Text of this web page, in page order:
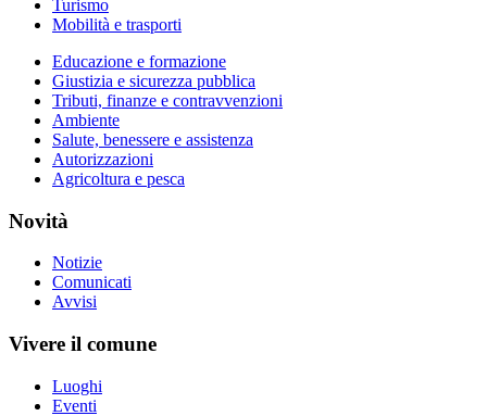
Turismo
Mobilità e trasporti
Educazione e formazione
Giustizia e sicurezza pubblica
Tributi, finanze e contravvenzioni
Ambiente
Salute, benessere e assistenza
Autorizzazioni
Agricoltura e pesca
Novità
Notizie
Comunicati
Avvisi
Vivere il comune
Luoghi
Eventi